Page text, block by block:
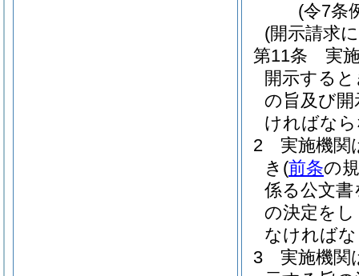
(令7条
(開示請求
第11条
実
開示する
の旨及び
ければな
2
実施機関
き (前条の
係る公文
の決定を
なければ
3
実施機関